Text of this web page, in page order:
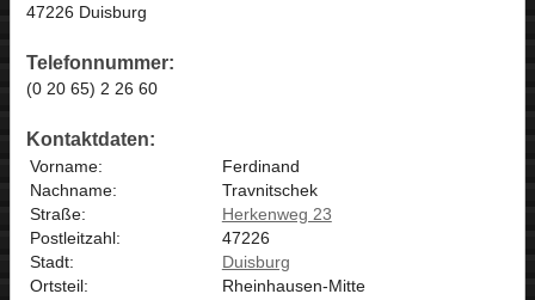
47226 Duisburg
Telefonnummer:
(0 20 65) 2 26 60
Kontaktdaten:
Vorname:
Ferdinand
Nachname:
Travnitschek
Straße:
Herkenweg 23
Postleitzahl:
47226
Stadt:
Duisburg
Ortsteil:
Rheinhausen-Mitte